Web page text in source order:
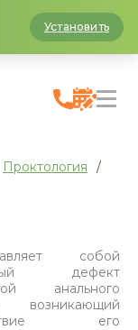
Установить
Проктология
/
собой
дефект
анального
возникающий
его